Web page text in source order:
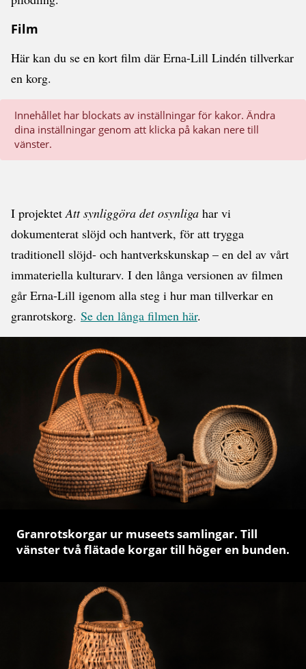
Film
Här kan du se en kort film där Erna-Lill Lindén tillverkar
en korg.
Innehållet har blockats av inställningar för kakor. Ändra
dina inställningar genom att klicka på kakan nere till
vänster.
I projektetAtt synliggöra det osynliga har vi
dokumenterat slöjd och hantverk, för att trygga
traditionell slöjd- och hantverkskunskap – en del av vårt
immateriella kulturarv. I den långa versionen av filmen
går Erna-Lill igenom alla steg i hur man tillverkar en
granrotskorg. Se den långa filmen här.
Granrotskorgar ur museets samlingar. Till
vänster två flätade korgar till höger en bunden.